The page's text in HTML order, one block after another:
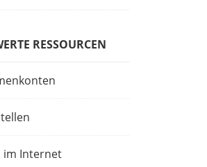
RESSOURCEN
im Internet